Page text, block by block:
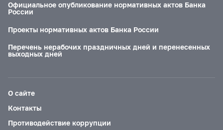
Официальное опубликование нормативных актов Банка
России
Проекты нормативных актов Банка России
Перечень нерабочих праздничных дней и перенесенных
выходных дней
О сайте
Контакты
Противодействие коррупции